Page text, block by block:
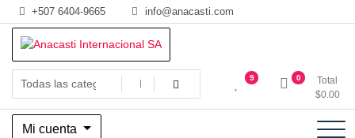
Saltar
al
contenido
+507 6404-9665 info@anacasti.com
Anacasti Internacional SA
Ventas de productos al por mayor de flores y plantas. juguetes,
navidad, religioso y adornos
9 0
Total
$0.00
Mi cuenta